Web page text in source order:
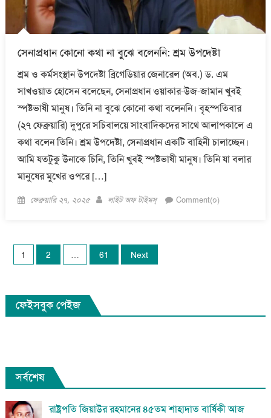
সেনাপ্রধান কোনো কথা না বুঝে বলেননি: শ্রম উপদেষ্টা
শ্রম ও কর্মসংস্থান উপদেষ্টা ব্রিগেডিয়ার জেনারেল (অব.) ড. এম
সাখওয়াত হোসেন বলেছেন, সেনাপ্রধান ওয়াকার-উজ-জামান খুবই
স্পষ্টভাষী মানুষ। তিনি না বুঝে কোনো কথা বলেননি। বৃহস্পতিবার
(২৭ ফেব্রুয়ারি) দুপুরে সচিবালয়ে সাংবাদিকদের সাথে আলাপকালে এ
কথা বলেন তিনি। শ্রম উপদেষ্টা, সেনাপ্রধান একটি বাহিনী চালাচ্ছেন।
আমি যতটুকু উনাকে চিনি, তিনি খুবই স্পষ্টভাষী মানুষ। তিনি যা বলার
মানুষের মুখের ওপরে […]
Posted
ফেব্রুয়ারি ২৭, ২০২৫ Author
লাইট অফ টাইমস্ Comment(০)
Posts
1 2 … 61 Next
ফেইসবুক পেইজ
সর্বশেষ
রাষ্ট্রপতি জিয়াউর রহমানের ৪৫তম শাহাদাত বার্ষিকী আজ